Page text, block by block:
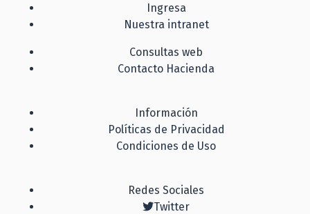
Ingresa
Nuestra intranet
Consultas web
Contacto Hacienda
Información
Políticas de Privacidad
Condiciones de Uso
Redes Sociales
Twitter